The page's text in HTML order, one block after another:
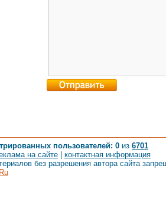
пользователей: 0 из 6701
на сайте
контактная информация
без разрешения автора сайта